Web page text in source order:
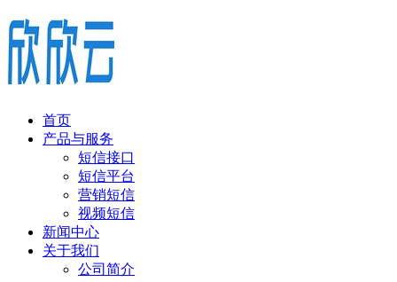
首页
产品与服务
短信接口
短信平台
营销短信
视频短信
新闻中心
关于我们
公司简介